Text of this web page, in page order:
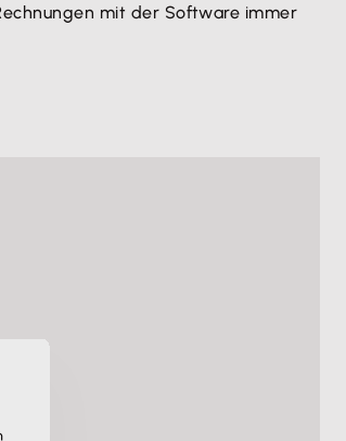
mit der Software immer